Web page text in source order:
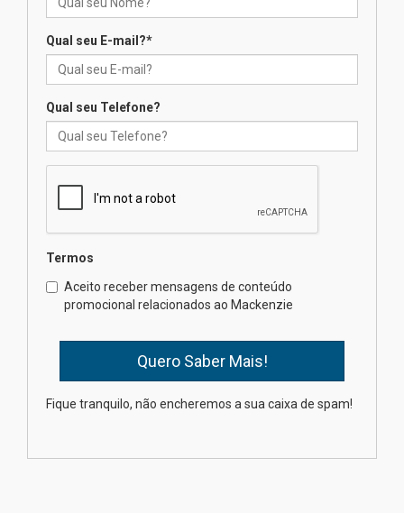
das novas tecnologias em
calouros do segundo semestre
04.08.2026
Brasília prepara seus
estudantes para o PAS antes
mesmo do Ensino Médio
na educação dos filhos além da
Qual seu E-mail?*
Qual seu Telefone?
Termos
Aceito receber mensagens de conteúdo
promocional relacionados ao Mackenzie
Fique tranquilo, não encheremos a sua caixa de spam!